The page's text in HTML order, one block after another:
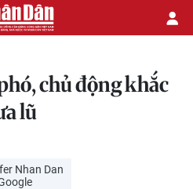
chủ động khắc
lũ
Nhan Dan